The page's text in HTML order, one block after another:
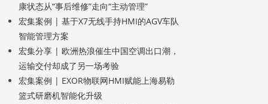
康状态从“事后维修”走向“主动管理”
宏集案例 | 基于X7无线手持HMI的AGV车队
智能管理方案
宏集分享 | 欧洲热浪催生中国空调出口潮，
运输交付却成了另一场考验
宏集案例 | EXOR物联网HMI赋能上海易勒
篮式研磨机智能化升级